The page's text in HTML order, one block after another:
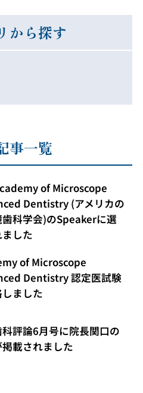
から探す
事一覧
of Microscope
Dentistry (アメリカの
科学会)のSpeakerに選
した
of Microscope
Dentistry 認定医試験
ました
科評論6月号に院長関口の
載されました